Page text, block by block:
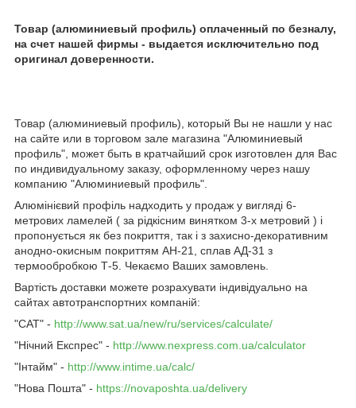
Товар (алюминиевый профиль) оплаченный по безналу,
на счет нашей фирмы - выдается исключительно под
оригинал доверенности.
Товар (алюминиевый профиль), который Вы не нашли у нас
на сайте или в торговом зале магазина "Алюминиевый
профиль", может быть в кратчайший срок изготовлен для Вас
по индивидуальному заказу, оформленному через нашу
компанию "Алюминиевый профиль".
Алюмінієвий профіль надходить у продаж у вигляді 6-
метрових ламелей ( за рідкісним винятком 3-х метровий ) і
пропонується як без покриття, так і з захисно-декоративним
анодно-окисным покриттям АН-21, сплав АД-31 з
термообробкою Т-5. Чекаємо Ваших замовлень.
Вартість доставки можете розрахувати індивідуально на
сайтах автотранспортних компаній:
"САТ" - http://www.sat.ua/new/ru/services/calculate/
"Нічний Експрес" - http://www.nexpress.com.ua/calculator
"Інтайм" - http://www.intime.ua/calc/
"Нова Пошта" - https://novaposhta.ua/delivery